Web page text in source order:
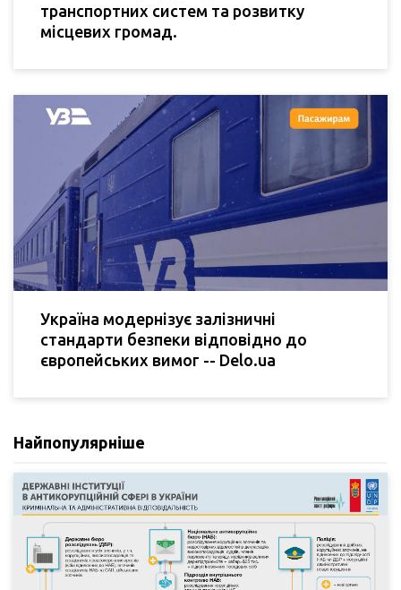
транспортних систем та розвитку
місцевих громад.
Україна модернізує залізничні
стандарти безпеки відповідно до
європейських вимог -- Delo.ua
Найпопулярніше